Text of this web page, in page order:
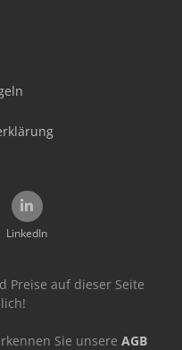
LinkedIn
Preise auf dieser Seite
Sie unsere AGB